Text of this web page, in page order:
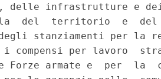
delle infrastrutture e
del  territorio  e  del
degli stanziamenti per
compensi per lavoro
Forze armate e  per  la